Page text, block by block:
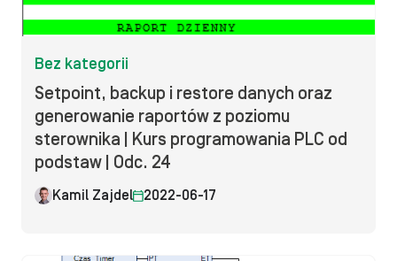
Bez kategorii
Setpoint, backup i restore danych oraz
generowanie raportów z poziomu
sterownika | Kurs programowania PLC od
podstaw | Odc. 24
Kamil Zajdel 2022-06-17